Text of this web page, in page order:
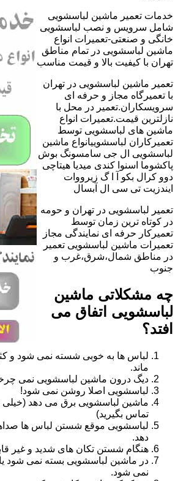
خدمات تعمیر ماشین لباسشویی
شامل سرویس و نصب لباسشویی
خانگی و صنعتی-تعمیرات انواع
ماشین لباسشویی در تمام مناطق
تهران با کیفیت بالا و قیمت مناسب
تعمیر ماشین لباسشویی در تهران
با تعمیرگاه مجاز و حرفه ای
سرویسکاران.تعمیر در محل با
نازلترین قیمت.تعمیرات انواع
ماشین های لباسشویی توسط
تعمیرکاران لباسشوییانواع ماشین
لباسشویی ال جی سامسونگ بوش
پاکشوما اسنوا کندی میدیا هیتاچی
دوو کرال بکو آ ا گ زیرووات
ایندزیت تی سی ال آبسال
تعمیر لباسشویی در تهران و حومه
در کوتاه ترین زمان توسط
تعمیرکار حرفه ای نمایندگی مجاز
تعمیرات ماشین لباسشویی تعمیر
در مناطق شمال،شرق،غرب و
جنوب
چه مشکلاتی ماشین
لباسشویی اتفاق می
افتد؟
لباس ها به خوبی شسته نمی شود و
ماند.
دیگ درون ماشین لباسشویی نمی
لباسشویی اصلا روشن نمی شود!
ماشین لباسشویی برق می دهد (خیلی
تماس بگیرید)
لباسشویی موقع شستن لباس ها
دهد.
هنگام شستن تکان های شدید و غیر
در ماشین لباسشویی بسته نمی شود یا
نمی شود.